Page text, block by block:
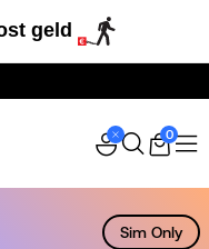
geld
0
Sim Only